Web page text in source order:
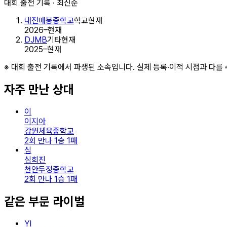
대회 출전 기록 · 최신순
대전매봉중학교학교현재
2026–현재
DJMB기타현재
2025–현재
※ 대회 출전 기록에서 파생된 소속입니다. 실제 등록·이적 시점과 다를
자주 만난 상대
이
이지아
강원체육중학교
2회 만나 1승 1패
심
심희진
천안두정중학교
2회 만나 1승 1패
같은 부문 라이벌
YI